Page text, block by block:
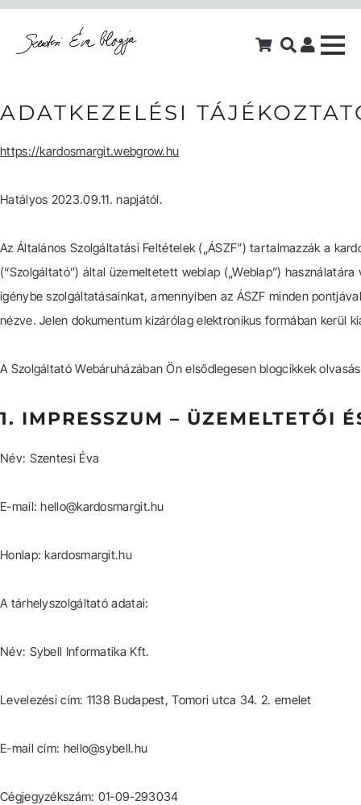
ADATKEZELÉSI
https://kardosmargit.webgrow.hu
Hatályos 2023.09.11. napjától.
Az Általános Szolgáltatási Feltételek („ÁSZF”) tartalmazzák a
(“Szolgáltató”) által üzemeltetett weblap („Weblap”)
igénybe szolgáltatásainkat, amennyiben az ÁSZF minden
nézve. Jelen dokumentum kizárólag elektronikus formában kerül
A Szolgáltató Webáruházában Ön elsődlegesen blogcikkek
1. IMPRESSZUM – ÜZEMELTETŐI
Név: Szentesi Éva
E-mail: hello@kardosmargit.hu
Honlap: kardosmargit.hu
A tárhelyszolgáltató adatai:
Név: Sybell Informatika Kft.
Levelezési cím: 1138 Budapest, Tomori utca 34. 2. emelet
E-mail cím: hello@sybell.hu
Cégjegyzékszám: 01-09-293034